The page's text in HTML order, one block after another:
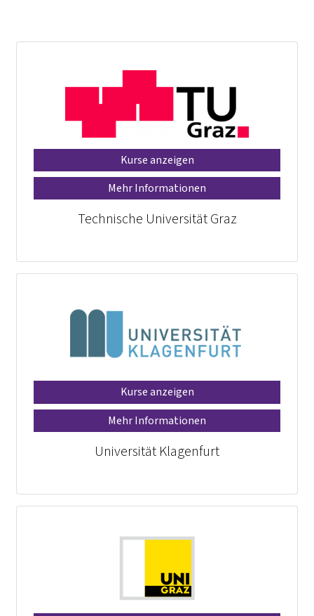
Kurse anzeigen
Mehr Informationen
Technische Universität Graz
Kurse anzeigen
Mehr Informationen
Universität Klagenfurt